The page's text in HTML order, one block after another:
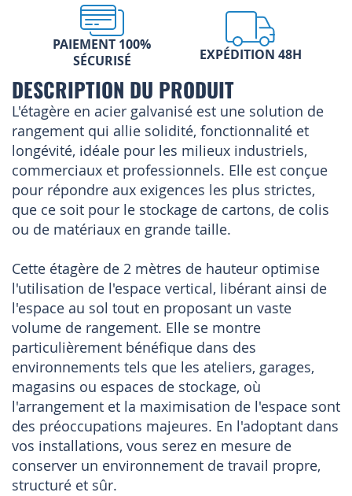
PAIEMENT 100%
SÉCURISÉ
EXPÉDITION 48H
DESCRIPTION DU PRODUIT
L'étagère en acier galvanisé est une solution de
rangement qui allie solidité, fonctionnalité et
longévité, idéale pour les milieux industriels,
commerciaux et professionnels. Elle est conçue
pour répondre aux exigences les plus strictes,
que ce soit pour le stockage de cartons, de colis
ou de matériaux en grande taille.
Cette étagère de 2 mètres de hauteur optimise
l'utilisation de l'espace vertical, libérant ainsi de
l'espace au sol tout en proposant un vaste
volume de rangement. Elle se montre
particulièrement bénéfique dans des
environnements tels que les ateliers, garages,
magasins ou espaces de stockage, où
l'arrangement et la maximisation de l'espace sont
des préoccupations majeures. En l'adoptant dans
vos installations, vous serez en mesure de
conserver un environnement de travail propre,
structuré et sûr.